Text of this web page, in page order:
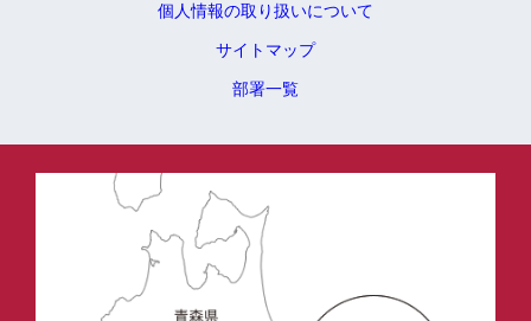
個人情報の取り扱いについて
サイトマップ
部署一覧